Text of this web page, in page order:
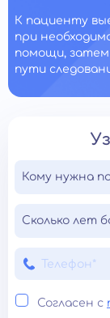
К пациенту
при
помощи,
пути
Кому нужна
Сколько лет
Согласен с